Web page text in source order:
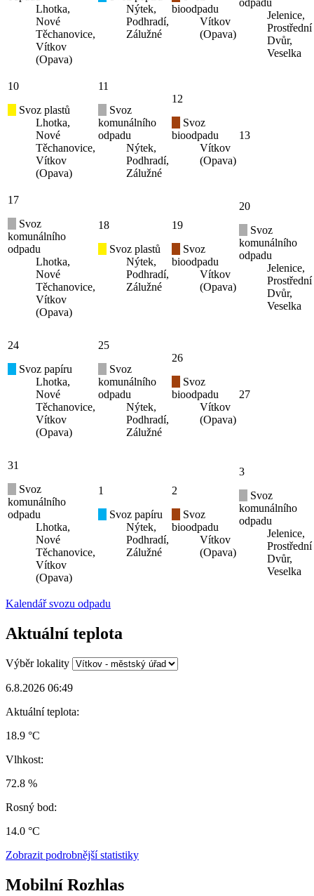
Lhotka,
Nové
Těchanovice,
Vítkov
(Opava)
Nýtek,
Podhradí,
Zálužné
bioodpadu
Vítkov
(Opava)
odpadu
Jelenice,
Prostřední
Dvůr,
Veselka
10
Svoz plastů
Lhotka,
Nové
Těchanovice,
Vítkov
(Opava)
11
Svoz
komunálního
odpadu
Nýtek,
Podhradí,
Zálužné
12
Svoz
bioodpadu
Vítkov
(Opava)
13
17
Svoz
komunálního
odpadu
Lhotka,
Nové
Těchanovice,
Vítkov
(Opava)
18
Svoz plastů
Nýtek,
Podhradí,
Zálužné
19
Svoz
bioodpadu
Vítkov
(Opava)
20
Svoz
komunálního
odpadu
Jelenice,
Prostřední
Dvůr,
Veselka
24
Svoz papíru
Lhotka,
Nové
Těchanovice,
Vítkov
(Opava)
25
Svoz
komunálního
odpadu
Nýtek,
Podhradí,
Zálužné
26
Svoz
bioodpadu
Vítkov
(Opava)
27
31
Svoz
komunálního
odpadu
Lhotka,
Nové
Těchanovice,
Vítkov
(Opava)
1
Svoz papíru
Nýtek,
Podhradí,
Zálužné
2
Svoz
bioodpadu
Vítkov
(Opava)
3
Svoz
komunálního
odpadu
Jelenice,
Prostřední
Dvůr,
Veselka
Kalendář svozu odpadu
Aktuální teplota
Výběr lokality
6.8.2026 06:49
Aktuální teplota:
18.9 °C
Vlhkost:
72.8 %
Rosný bod:
14.0 °C
Zobrazit podrobnější statistiky
Mobilní Rozhlas